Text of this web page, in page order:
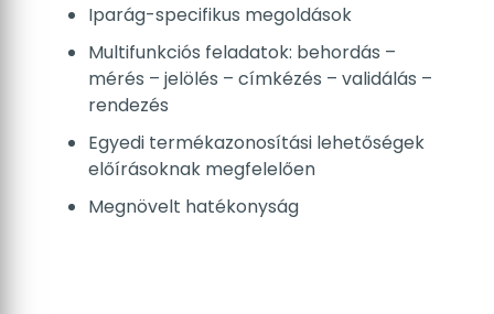
Iparág-specifikus megoldások
Multifunkciós feladatok: behordás –
mérés – jelölés – címkézés – validálás –
rendezés
Egyedi termékazonosítási lehetőségek
előírásoknak megfelelően
Megnövelt hatékonyság